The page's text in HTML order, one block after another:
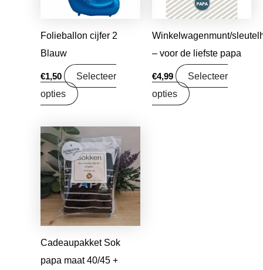
Folieballon cijfer 2
Blauw
€1,50
Selecteer
opties
Winkelwagenmunt/
– voor de liefste papa
€4,99
Selecteer
opties
Cadeaupakket Sok
papa maat 40/45 +